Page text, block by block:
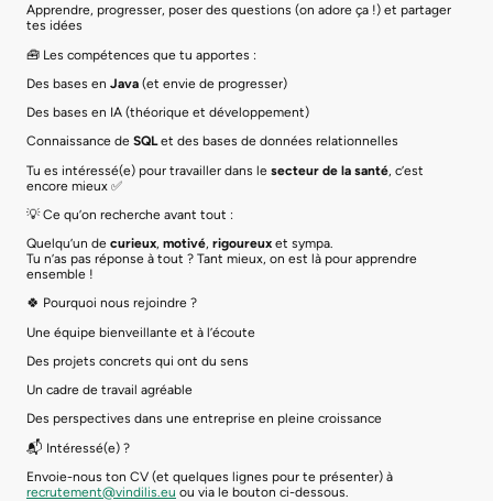
Apprendre, progresser, poser des questions (on adore ça !) et partager
tes idées
🧰 Les compétences que tu apportes :
Des bases en Java (et envie de progresser)
Des bases en IA (théorique et développement)
Connaissance de SQLet des bases de données relationnelles
Tu es intéressé(e) pour travailler dans le secteur de la santé, c’est
encore mieux ✅
💡 Ce qu’on recherche avant tout :
Quelqu’un de curieux, motivé, rigoureux et sympa.
Tu n’as pas réponse à tout ? Tant mieux, on est là pour apprendre
ensemble !
🍀 Pourquoi nous rejoindre ?
Une équipe bienveillante et à l’écoute
Des projets concrets qui ont du sens
Un cadre de travail agréable
Des perspectives dans une entreprise en pleine croissance
📬 Intéressé(e) ?
Envoie-nous ton CV (et quelques lignes pour te présenter) à
recrutement@vindilis.eu ou via le bouton ci-dessous.